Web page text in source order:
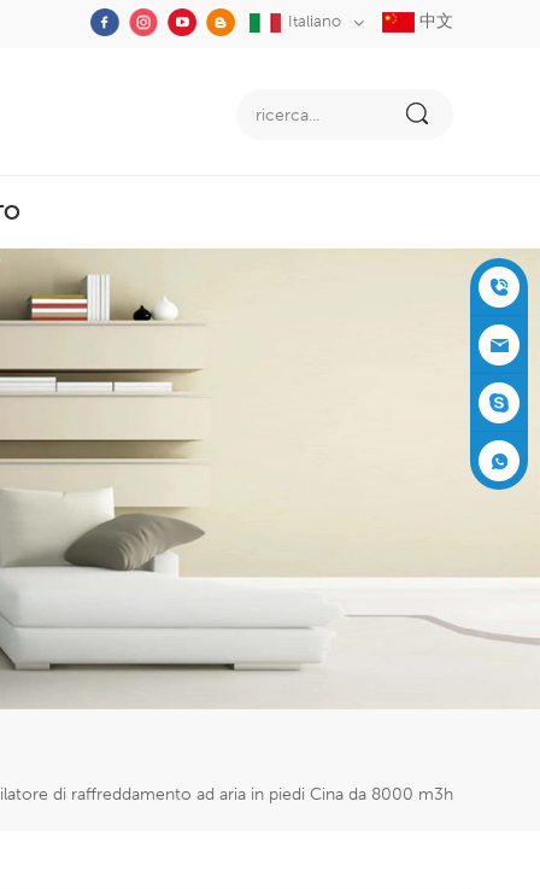
Italiano 中文
di raffreddamento ad aria in piedi Cina da 8000 m3h
+86-05
91-2353
3555
siboly@s
iboly.co
evaporat
er
5951777